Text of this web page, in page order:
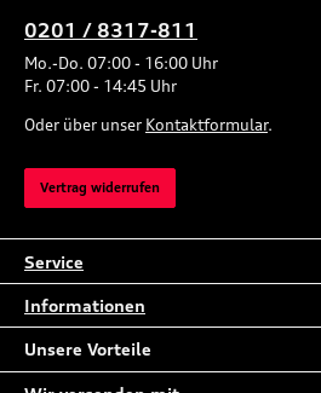
0201 / 8317-811
Mo.-Do. 07:00 - 16:00 Uhr
Fr. 07:00 - 14:45 Uhr
Oder über unser Kontaktformular.
Vertrag widerrufen
Service
Informationen
Unsere Vorteile